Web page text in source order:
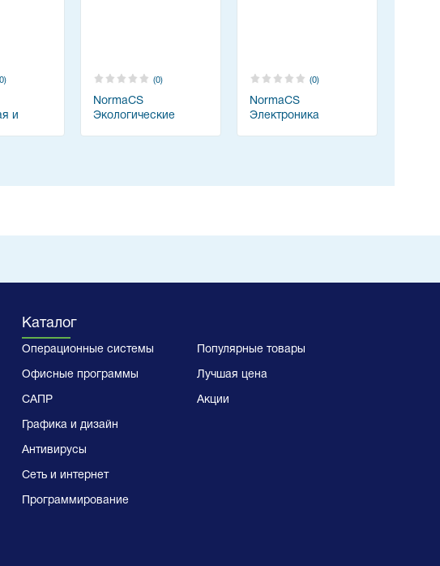
и
(0)
NormaCS
Экологические
(0)
NormaCS
Электроника
Каталог
Операционные системы
Офисные программы
САПР
Графика и дизайн
Антивирусы
Сеть и интернет
Программирование
Популярные товары
Лучшая цена
Акции